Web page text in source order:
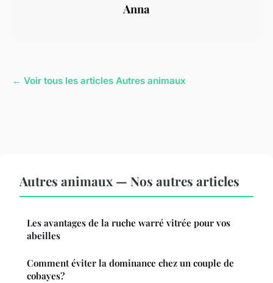
Anna
← Voir tous les articles Autres animaux
Autres animaux — Nos autres articles
Les avantages de la ruche warré vitrée pour vos
abeilles
Comment éviter la dominance chez un couple de
cobayes?